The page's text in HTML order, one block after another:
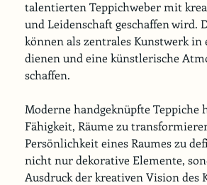
talentierten Teppichweber mit
und Leidenschaft geschaffen wird.
können als zentrales Kunstwerk in
dienen und eine künstlerische
schaffen.
Moderne handgeknüpfte Teppiche
Fähigkeit, Räume zu
Persönlichkeit eines Raumes zu
nicht nur dekorative Elemente,
Ausdruck der kreativen Vision des